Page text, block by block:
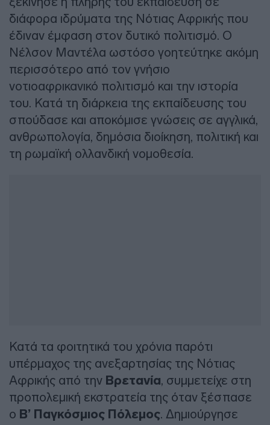
διάφορα ιδρύματα της Νότιας Αφρικής που
έδιναν έμφαση στον δυτικό πολιτισμό. Ο
Νέλσον Μαντέλα ωστόσο γοητεύτηκε ακόμη
περισσότερο από τον γνήσιο
νοτιοαφρικανικό πολιτισμό και την ιστορία
του. Κατά τη διάρκεια της εκπαίδευσης του
σπούδασε και αποκόμισε γνώσεις σε αγγλικά,
ανθρωπολογία, δημόσια διοίκηση, πολιτική και
τη ρωμαϊκή ολλανδική νομοθεσία.
Κατά τα φοιτητικά του χρόνια παρότι
υπέρμαχος της ανεξαρτησίας της Νότιας
Αφρικής από την Βρετανία, συμμετείχε στη
προπολεμική εκστρατεία της όταν ξέσπασε
ο Β’ Παγκόσμιος Πόλεμος. Δημιούργησε